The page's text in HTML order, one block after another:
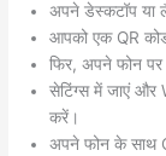
अपने डेस्कटॉप या
आपको एक QR कोड
फिर, अपने फोन
सेटिंग्स में जाएं और
करें।
अपने फोन के साथ